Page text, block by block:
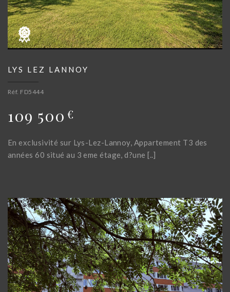
LYS LEZ LANNOY
Réf. FD5444
109 500 €
En exclusivité sur Lys-Lez-Lannoy, Appartement T3 des
années 60 situé au 3 eme étage, d?une [..]